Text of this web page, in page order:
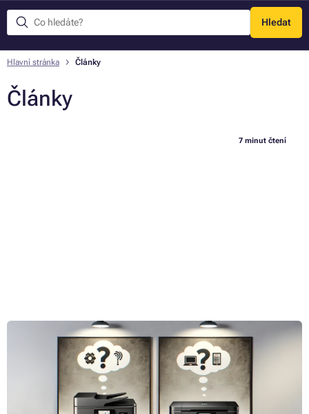
Hledat
Menu
Hlavní stránka Články
Články
7 minut čtení
Nejlepší multifunkční laserové tiskárny 2024
Přestože žijeme v digitální době, multifunkční laserová tiskárna je
nedílnou součástí mnoha domácností. Ať už se bavíme o škole,
pracovních dodělávkách či třeba komunikaci s úřady, dětskými